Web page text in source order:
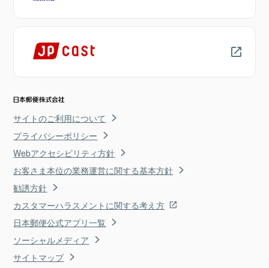
サイトのご利用について
プライバシーポリシー
Webアクセシビリティ方針
お客さま本位の業務運営に関する基本方針
勧誘方針
カスタマーハラスメントに関する考え方
日本郵便公式アプリ一覧
ソーシャルメディア
サイトマップ